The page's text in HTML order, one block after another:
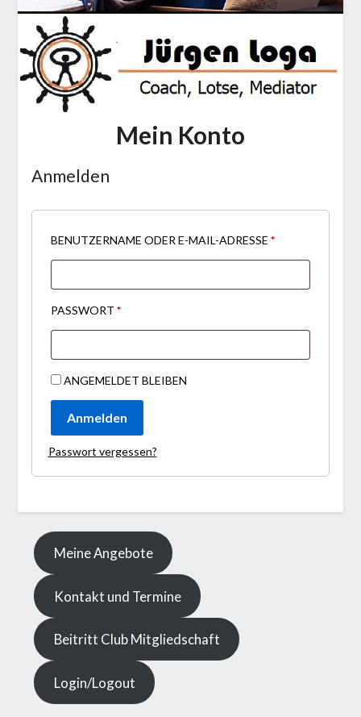
Mein Konto
Anmelden
BENUTZERNAME ODER E-MAIL-ADRESSE *
PASSWORT *
ANGEMELDET BLEIBEN
Anmelden
Passwort vergessen?
Meine Angebote
Kontakt und Termine
Beitritt Club Mitgliedschaft
Login/Logout